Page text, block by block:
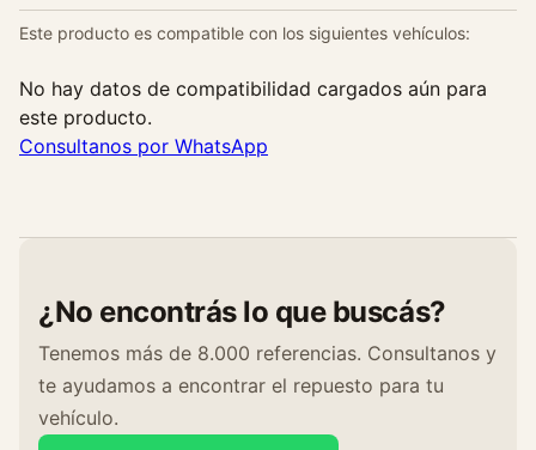
Este producto es compatible con los siguientes vehículos:
No hay datos de compatibilidad cargados aún para
este producto.
Consultanos por WhatsApp
¿No encontrás lo que buscás?
Tenemos más de 8.000 referencias. Consultanos y
te ayudamos a encontrar el repuesto para tu
vehículo.